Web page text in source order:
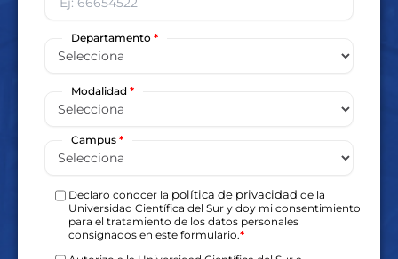
Departamento *
Modalidad *
Campus *
Declaro conocer la política de privacidad de la
Universidad Científica del Sur y doy mi consentimiento
para el tratamiento de los datos personales
consignados en este formulario.*